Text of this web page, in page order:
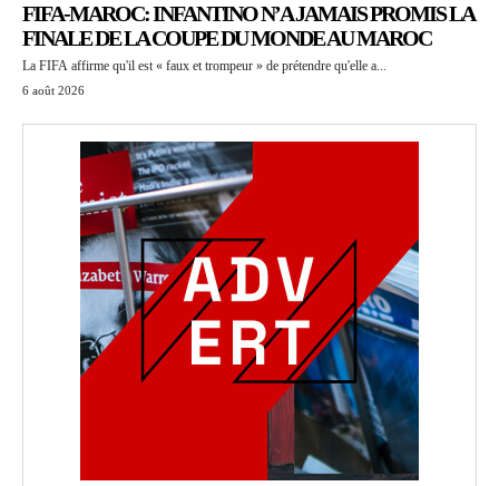
FIFA-MAROC: INFANTINO N’A JAMAIS PROMIS LA
FINALE DE LA COUPE DU MONDE AU MAROC
La FIFA affirme qu'il est « faux et trompeur » de prétendre qu'elle a...
6 août 2026